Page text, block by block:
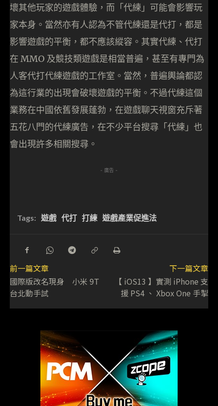
壞其他玩家的遊戲體驗，而「代練」可能會影響玩
家本身。當然亦有人認為不管代練還是代打，都是
影響遊戲的平衡，都不應該縱容。其實代練、代打
在 MMO 及競技類遊戲是相當普遍，甚至有專門為
人客代打代練遊戲的工作室。當然，普遍輿論都認
為這行業的出現會破壞遊戲的平衡。不過代練這個
業務在中國依舊發展蓬勃，在遊戲聊天視窗充斥著
五花八門的代練廣告，在不少平台搜尋「代練」也
會出現許多相關搜尋。
- 廣告 -
Tags: 遊戲 代打 打練 遊戲產業促進法
前一篇文章
國際版改名現身 小米 9T
台北動手試
下一篇文章
【 iOS13 】實測 iPhone 支
援 PS4 、 Xbox One 手掣